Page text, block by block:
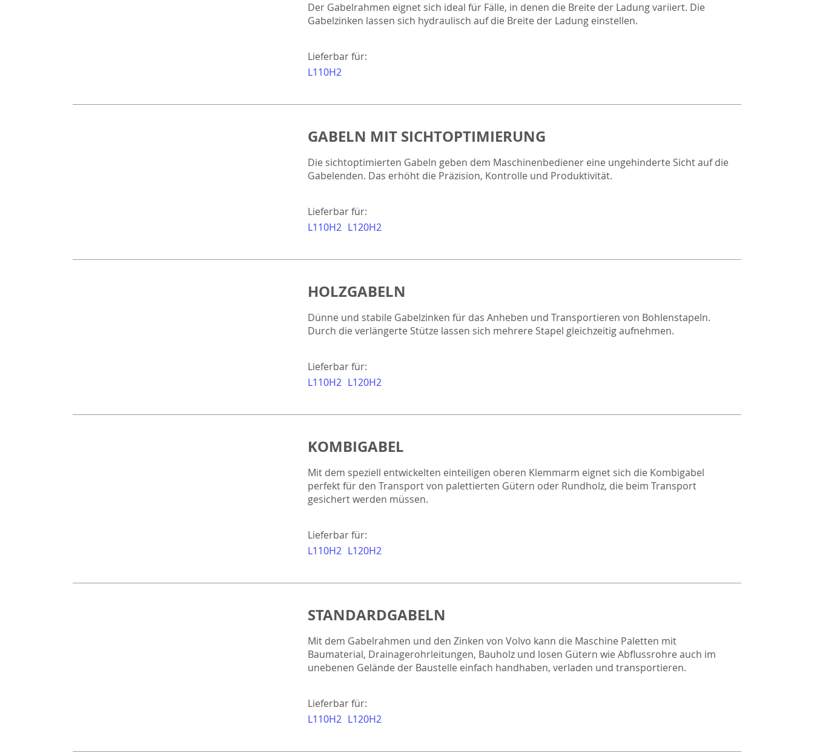
Der Gabelrahmen eignet sich ideal für Fälle, in denen die Breite der Ladung variiert. Die
Gabelzinken lassen sich hydraulisch auf die Breite der Ladung einstellen.
Lieferbar für:
L110H2
GABELN MIT SICHTOPTIMIERUNG
Die sichtoptimierten Gabeln geben dem Maschinenbediener eine ungehinderte Sicht auf die
Gabelenden. Das erhöht die Präzision, Kontrolle und Produktivität.
Lieferbar für:
L110H2 L120H2
HOLZGABELN
Dünne und stabile Gabelzinken für das Anheben und Transportieren von Bohlenstapeln.
Durch die verlängerte Stütze lassen sich mehrere Stapel gleichzeitig aufnehmen.
Lieferbar für:
L110H2 L120H2
KOMBIGABEL
Mit dem speziell entwickelten einteiligen oberen Klemmarm eignet sich die Kombigabel
perfekt für den Transport von palettierten Gütern oder Rundholz, die beim Transport
gesichert werden müssen.
Lieferbar für:
L110H2 L120H2
STANDARDGABELN
Mit dem Gabelrahmen und den Zinken von Volvo kann die Maschine Paletten mit
Baumaterial, Drainagerohrleitungen, Bauholz und losen Gütern wie Abflussrohre auch im
unebenen Gelände der Baustelle einfach handhaben, verladen und transportieren.
Lieferbar für:
L110H2 L120H2